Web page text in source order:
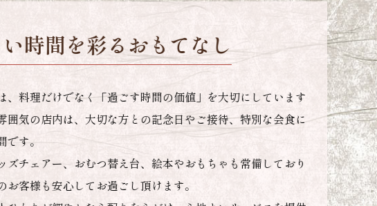
のこだわり
物語る、最高級の神戸牛。
、体温でとろけるほど融点が低く、極上の口どけを生み出し
神戸牛品評会で優秀賞以上を受賞した牛のみを、オーナー自
頭買いしています。